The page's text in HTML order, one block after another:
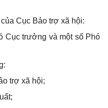
Cục Bảo trợ xã hội:
Cục trưởng và một số Phó
trợ xã hội;